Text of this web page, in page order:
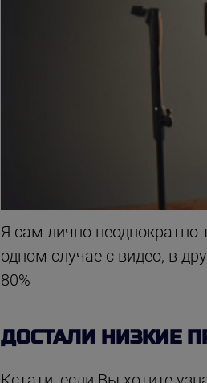
Я сам лично неоднократно
одном случае с видео, в
80%
ДОСТАЛИ НИЗКИЕ